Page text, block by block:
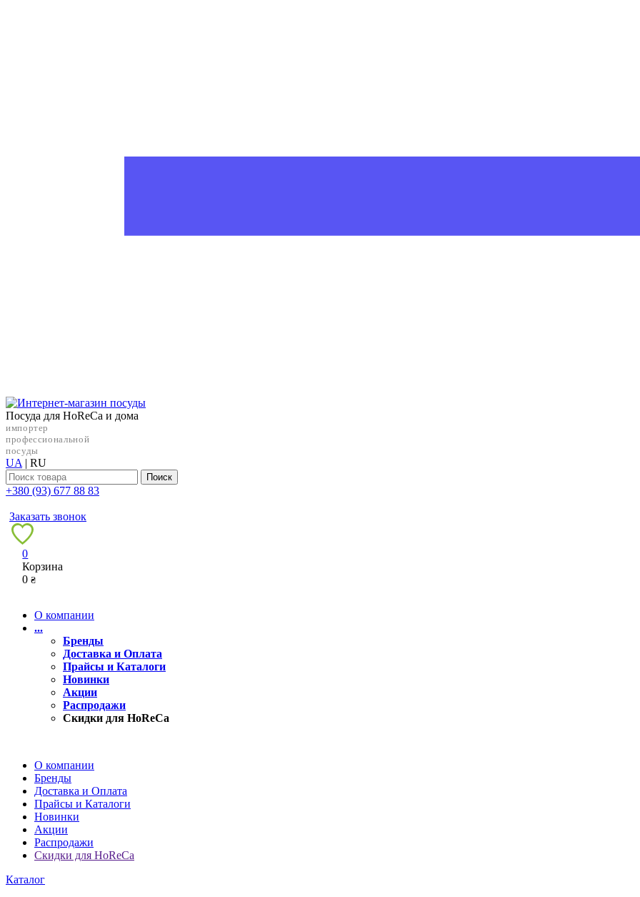
Посуда для HoReCa и дома
импортер
профессиональной
посуды
UA | RU
Поиск
+38‎0 (93) 677 88 83
Заказать звонок
0
Корзина
0₴
О компании
...
Бренды
Доставка и Оплата
Прайсы и Каталоги
Новинки
Акции
Распродажи
Скидки для HoReCa
О компании
Бренды
Доставка и Оплата
Прайсы и Каталоги
Новинки
Акции
Распродажи
Скидки для HoReCa
Каталог